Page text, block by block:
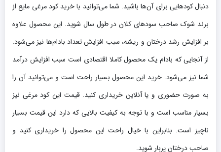
دنبال کودهایی برای آن‌ها باشید. شما می‌توانید با خرید کود مرغی مایع از
برند شوک صاحب سودهای کلان در طول سال شوید. این محصول علاوه
بر افزایش رشد درختان و ریشه، سبب افزایش تعداد بادام‌ها نیز می‌شود.
از آنجایی که بادام یک محصول کاملا اقتصادی است سبب افزایش درآمد
شما نیز می‌شود. خرید این محصول بسیار راحت است و می‌توانید آن را
به صورت حضوری و یا آنلاین خریداری کنید. قیمت این کود مرغی نیز
بسیار مناسب است و با توجه به کیفیت بالایی که دارد این قیمت بسیار
ناچیز است. بنابراین با خیال راحت این محصول را خریداری کنید و
صاحب درختان پربار شوید.